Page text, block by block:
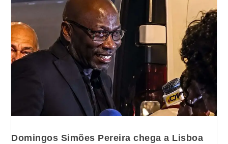
Domingos Simões Pereira chega a Lisboa